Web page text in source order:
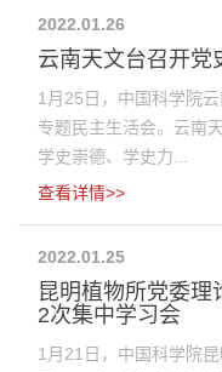
2022.01.26
云南天文台召开党
1月25日，中国科学院
专题民主生活会。云南
学史崇德、学史力...
查看详情>>
2022.01.25
昆明植物所党委理
2次集中学习会
1月21日，中国科学院